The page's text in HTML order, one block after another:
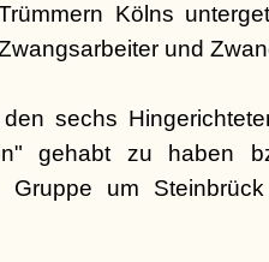
Kölns
und
sechs
gehabt zu haben
um